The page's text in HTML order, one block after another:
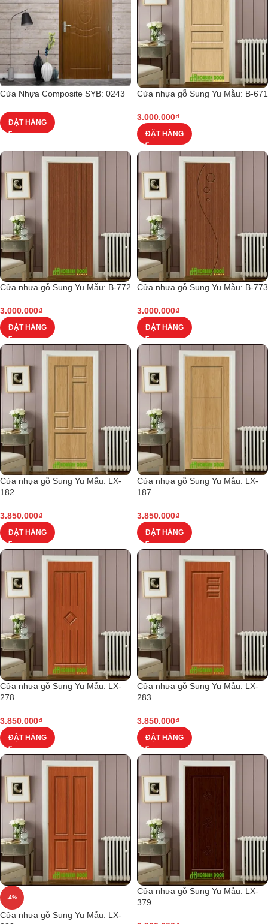
Cửa Nhựa Composite SYB: 0243
ĐẶT HÀNG
Cửa nhựa gỗ Sung Yu Mẫu: B-671
3.000.000₫
ĐẶT HÀNG
Cửa nhựa gỗ Sung Yu Mẫu: B-772
3.000.000₫
ĐẶT HÀNG
Cửa nhựa gỗ Sung Yu Mẫu: B-773
3.000.000₫
ĐẶT HÀNG
Cửa nhựa gỗ Sung Yu Mẫu: LX-
182
3.850.000₫
ĐẶT HÀNG
Cửa nhựa gỗ Sung Yu Mẫu: LX-
187
3.850.000₫
ĐẶT HÀNG
Cửa nhựa gỗ Sung Yu Mẫu: LX-
278
3.850.000₫
ĐẶT HÀNG
Cửa nhựa gỗ Sung Yu Mẫu: LX-
283
3.850.000₫
ĐẶT HÀNG
-4%
Cửa nhựa gỗ Sung Yu Mẫu: LX-
Cửa nhựa gỗ Sung Yu Mẫu: LX-
379